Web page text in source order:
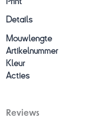
Details
Mouwlengte
Artikelnummer
Kleur
Acties
Reviews